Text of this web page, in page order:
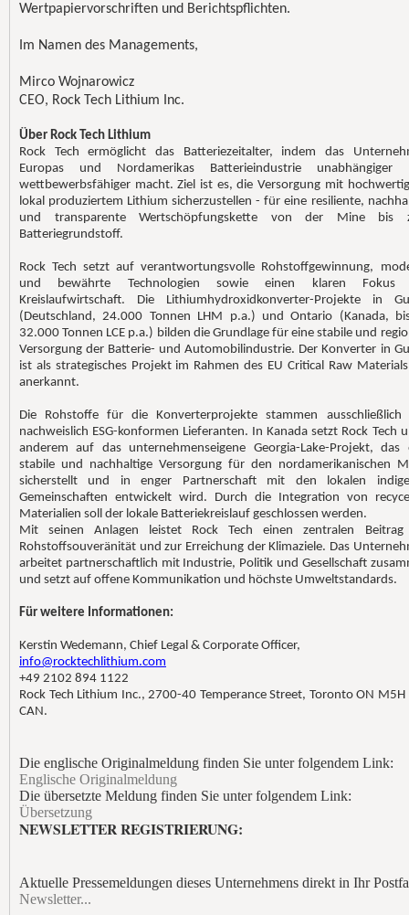
Wertpapiervorschriften und Berichtspflichten.
Im Namen des Managements,
Mirco Wojnarowicz
CEO, Rock Tech Lithium Inc.
Über Rock Tech Lithium
Rock Tech ermöglicht das Batteriezeitalter, indem das
Europas und Nordamerikas Batterieindustrie unabhängiger
wettbewerbsfähiger macht. Ziel ist es, die Versorgung mit
lokal produziertem Lithium sicherzustellen - für eine resiliente,
und transparente Wertschöpfungskette von der Mine bis
Batteriegrundstoff.
Rock Tech setzt auf verantwortungsvolle Rohstoffgewinnung,
und bewährte Technologien sowie einen klaren Fokus
Kreislaufwirtschaft. Die Lithiumhydroxidkonverter-Projekte in
(Deutschland, 24.000 Tonnen LHM p.a.) und Ontario (Kanada,
32.000 Tonnen LCE p.a.) bilden die Grundlage für eine stabile und
Versorgung der Batterie- und Automobilindustrie. Der Konverter in
ist als strategisches Projekt im Rahmen des EU Critical Raw
anerkannt.
Die Rohstoffe für die Konverterprojekte stammen ausschließlich
nachweislich ESG-konformen Lieferanten. In Kanada setzt Rock Tech
anderem auf das unternehmenseigene Georgia-Lake-Projekt, das
stabile und nachhaltige Versorgung für den nordamerikanischen
sicherstellt und in enger Partnerschaft mit den lokalen
Gemeinschaften entwickelt wird. Durch die Integration von
Materialien soll der lokale Batteriekreislauf geschlossen werden.
Mit seinen Anlagen leistet Rock Tech einen zentralen
Rohstoffsouveränität und zur Erreichung der Klimaziele. Das
arbeitet partnerschaftlich mit Industrie, Politik und Gesellschaft
und setzt auf offene Kommunikation und höchste Umweltstandards.
Für weitere Informationen:
Kerstin Wedemann, Chief Legal & Corporate Officer,
info@rocktechlithium.com
+49 2102 894 1122
Rock Tech Lithium Inc., 2700-40 Temperance Street, Toronto ON M5H
CAN.
Die englische Originalmeldung finden Sie unter folgendem Link:
Englische Originalmeldung
Die übersetzte Meldung finden Sie unter folgendem Link:
Übersetzung
NEWSLETTER REGISTRIERUNG:
Aktuelle Pressemeldungen dieses Unternehmens direkt in Ihr
Newsletter...